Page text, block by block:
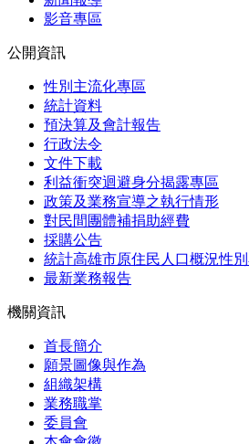
影音專區
公開資訊
性別主流化專區
統計資料
預決算及會計報告
行政法令
文件下載
利益衝突迴避身分揭露專區
政策及業務宣導之執行情形
對民間團體補捐助經費
採購公告
統計高雄市原住民人口概況性
最新業務報告
機關資訊
首長簡介
願景圖像與作為
組織架構
業務職掌
委員會